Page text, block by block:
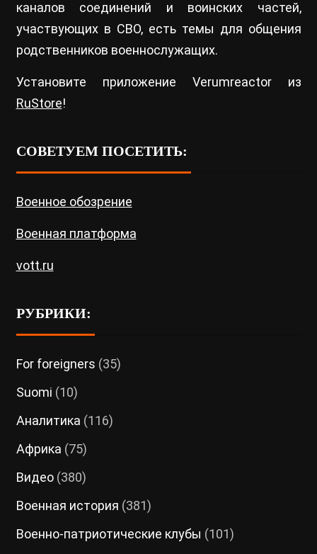
каналов соединений и воинских частей,
участвующих в СВО, есть темы для общения
родственников военнослужащих.
Установите приложение Verumreactor из
RuStore!
СОВЕТУЕМ ПОСЕТИТЬ:
Военное обозрение
Военная платформа
vott.ru
РУБРИКИ:
For foreigners (35)
Suomi (10)
Аналитика (116)
Африка (75)
Видео(380)
Военная история (381)
Военно-патриотические клубы (101)